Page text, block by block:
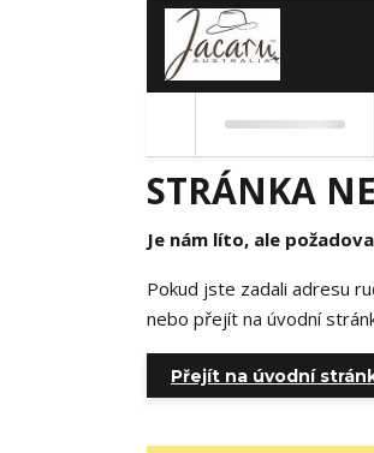
STRÁNKA
Je nám líto, ale
Pokud jste zadali adresu
nebo přejít na úvodní
Přejít na úvodní